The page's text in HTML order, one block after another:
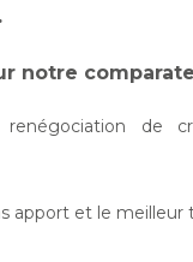
notre
de
apport et le meilleur